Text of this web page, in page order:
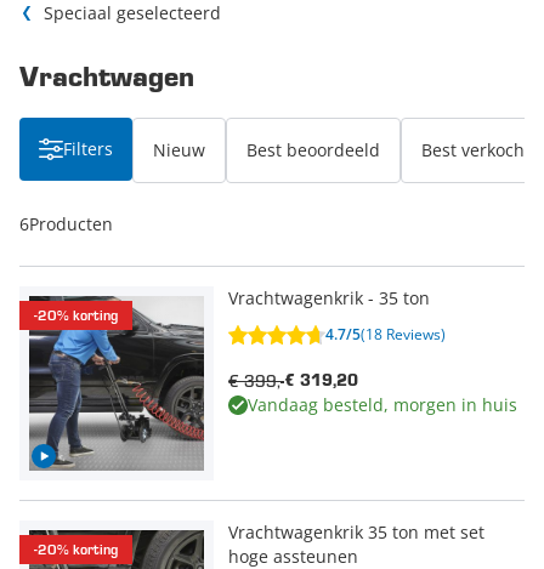
Speciaal geselecteerd
Vrachtwagen
Filters Nieuw Best beoordeeld Best verkocht
6Producten
-20% korting
Vrachtwagenkrik - 35 ton
4.7/5(18 Reviews)
€ 319,20
€ 399,-
Vandaag besteld, morgen in huis
-20% korting
Vrachtwagenkrik 35 ton met set
hoge assteunen